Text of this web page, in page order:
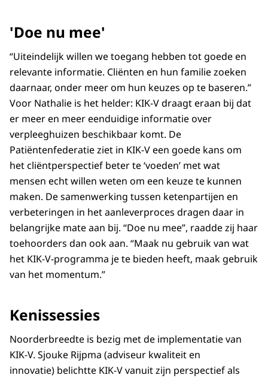
'Doe nu mee'
“Uiteindelijk willen we toegang hebben tot goede en
relevante informatie. Cliënten en hun familie zoeken
daarnaar, onder meer om hun keuzes op te baseren.”
Voor Nathalie is het helder: KIK-V draagt eraan bij dat
er meer en meer eenduidige informatie over
verpleeghuizen beschikbaar komt. De
Patiëntenfederatie ziet in KIK-V een goede kans om
het cliëntperspectief beter te ‘voeden’ met wat
mensen echt willen weten om een keuze te kunnen
maken. De samenwerking tussen ketenpartijen en
verbeteringen in het aanleverproces dragen daar in
belangrijke mate aan bij. “Doe nu mee”, raadde zij haar
toehoorders dan ook aan. “Maak nu gebruik van wat
het KIK-V-programma je te bieden heeft, maak gebruik
van het momentum.”
Kenissessies
Noorderbreedte is bezig met de implementatie van
KIK-V. Sjouke Rijpma (adviseur kwaliteit en
innovatie) belichtte KIK-V vanuit zijn perspectief als